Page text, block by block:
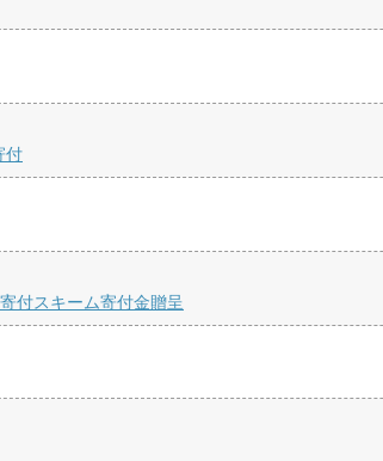
付
付スキーム寄付金贈呈